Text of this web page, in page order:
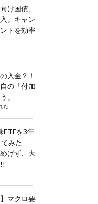
け国債、
。キャン
トを効率
入金？！
の「付加
。
た
ETFを3年
みた
げず、大
マクロ要